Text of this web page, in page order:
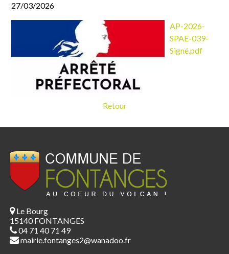
27/03/2026
AP-2026-
SPAE-039-
Signé.pdf
Retour
Le Bourg
15140 FONTANGES
04 71 40 71 49
mairie.fontanges2@wanadoo.fr